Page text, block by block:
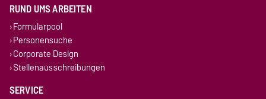
RUND UMS ARBEITEN
Formularpool
Personensuche
Corporate Design
Stellenausschreibungen
SERVICE